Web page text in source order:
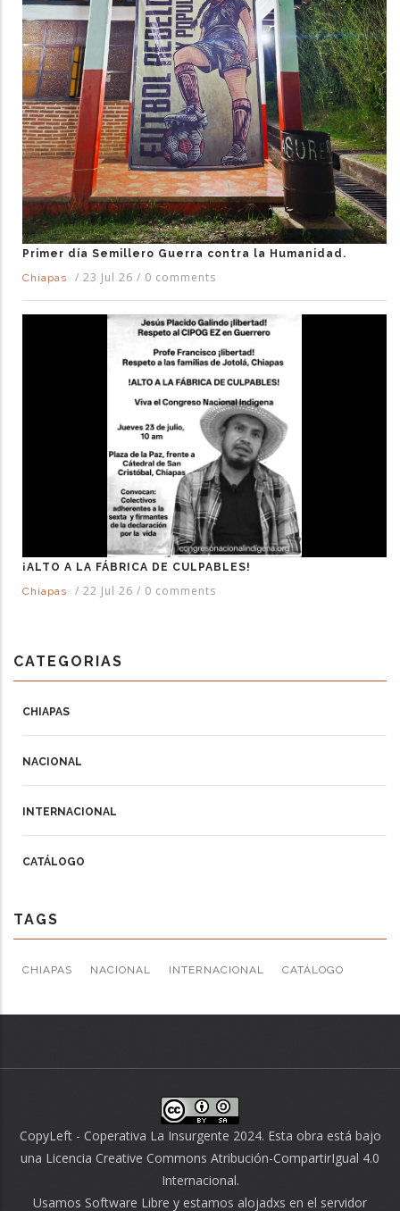
Primer día Semillero Guerra contra la Humanidad.
Chiapas
/ 23 Jul 26 / 0 comments
¡ALTO A LA FÁBRICA DE CULPABLES!
Chiapas
/ 22 Jul 26 / 0 comments
CATEGORIAS
CHIAPAS
NACIONAL
INTERNACIONAL
CATÁLOGO
TAGS
CHIAPAS NACIONAL INTERNACIONAL CATÁLOGO
CopyLeft - Coperativa La Insurgente 2024. Esta obra está bajo
una Licencia Creative Commons Atribución-CompartirIgual 4.0
Internacional.
Usamos Software Libre y estamos alojadxs en el servidor